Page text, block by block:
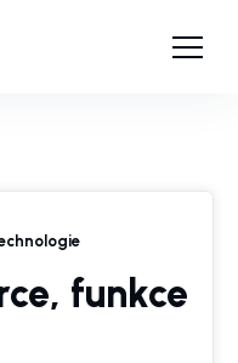
funkce